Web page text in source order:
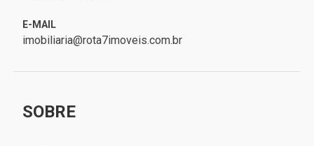
E-MAIL
imobiliaria@rota7imoveis.com.br
SOBRE